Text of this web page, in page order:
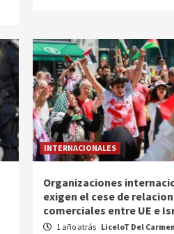
INTERNACIONALES
Organizaciones
exigen el cese de
comerciales entre UE e
1 año atrás LiceloT Del